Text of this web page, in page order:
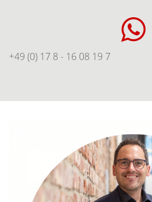
+49 (0) 17 8 - 16 08 19 7